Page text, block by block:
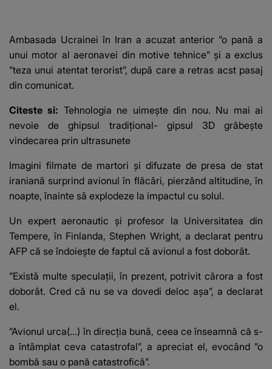
Ambasada Ucrainei în Iran a acuzat anterior ”o pană a
unui motor al aeronavei din motive tehnice” şi a exclus
”teza unui atentat terorist”, după care a retras acst pasaj
din comunicat.
Citeste si: Tehnologia ne uimește din nou. Nu mai ai
nevoie de ghipsul tradițional- gipsul 3D grăbește
vindecarea prin ultrasunete
Imagini filmate de martori şi difuzate de presa de stat
iraniană surprind avionul în flăcări, pierzând altitudine, în
noapte, înainte să explodeze la impactul cu solul.
Un expert aeronautic şi profesor la Universitatea din
Tempere, în Finlanda, Stephen Wright, a declarat pentru
AFP că se îndoieşte de faptul că avionul a fost doborât.
”Există multe speculaţii, în prezent, potrivit cărora a fost
doborât. Cred că nu se va dovedi deloc aşa”, a declarat
el.
”Avionul urca(...) în direcţia bună, ceea ce înseamnă că s-
a întâmplat ceva catastrofal”, a apreciat el, evocând ”o
bombă sau o pană catastrofică”.